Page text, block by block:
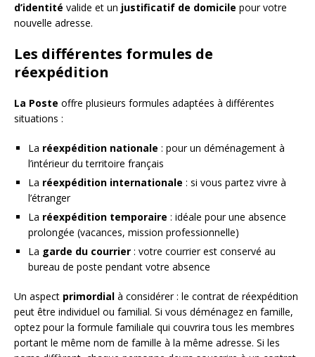
d’identité valide et un justificatif de domicile pour votre
nouvelle adresse.
Les différentes formules de
réexpédition
La Poste offre plusieurs formules adaptées à différentes
situations :
La réexpédition nationale : pour un déménagement à
l’intérieur du territoire français
La réexpédition internationale : si vous partez vivre à
l’étranger
La réexpédition temporaire : idéale pour une absence
prolongée (vacances, mission professionnelle)
La garde du courrier : votre courrier est conservé au
bureau de poste pendant votre absence
Un aspect primordial à considérer : le contrat de réexpédition
peut être individuel ou familial. Si vous déménagez en famille,
optez pour la formule familiale qui couvrira tous les membres
portant le même nom de famille à la même adresse. Si les